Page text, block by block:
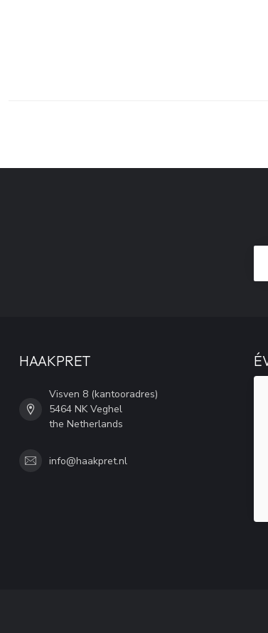
HAAKPRET
Visven 8 (kantooradres)
5464 NK Veghel
the Netherlands
info@haakpret.nl